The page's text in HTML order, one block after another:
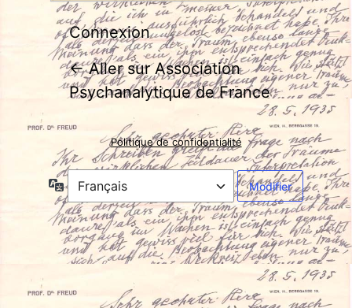
Connexion
← Aller sur Association
Psychanalytique de France
Politique de confidentialité
Langue